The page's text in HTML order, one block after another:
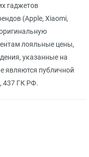
гаджетов
(Apple, Xiaomi,
лояльные цены,
указанные на
являются публичной
437 ГК РФ.